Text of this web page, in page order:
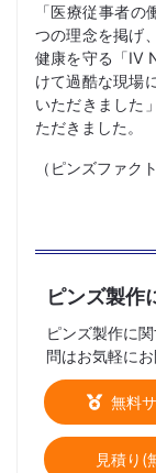
「医療従事者
つの理念を掲げ
健康を守る「IV
けて過酷な現場
いただきました
ただきました。
（ピンズファク
ピンズ製作
ピンズ製作に
問はお気軽にお
無料
見積り(